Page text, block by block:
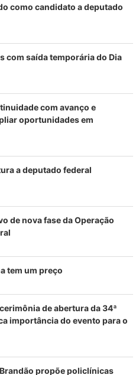
como candidato a deputado
com saída temporária do Dia
com avanço e
oportunidades em
a deputado federal
de nova fase da Operação
tem um preço
de abertura da 34ª
importância do evento para o
propõe policlínicas